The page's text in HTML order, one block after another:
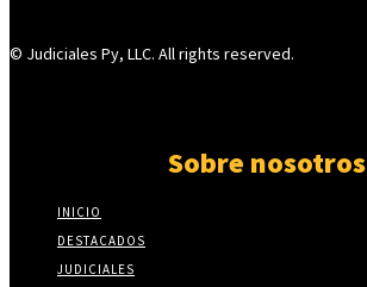
© Judiciales Py, LLC. All rights reserved.
Sobre nosotros
INICIO
DESTACADOS
JUDICIALES